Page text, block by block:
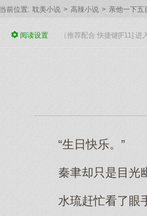
当前位置: 耽美小说 > 高辣小说 > 亲他一下五
阅读设置 （推荐配合 快捷键[F11] 进
“生日快乐。”
秦聿却只是目光
水琉赶忙看了眼